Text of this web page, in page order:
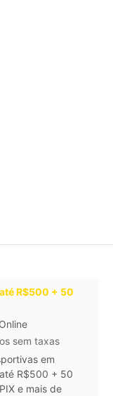
R$500 + 50
sem taxas
em
R$500 + 50
e mais de